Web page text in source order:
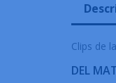
Clips de
DEL